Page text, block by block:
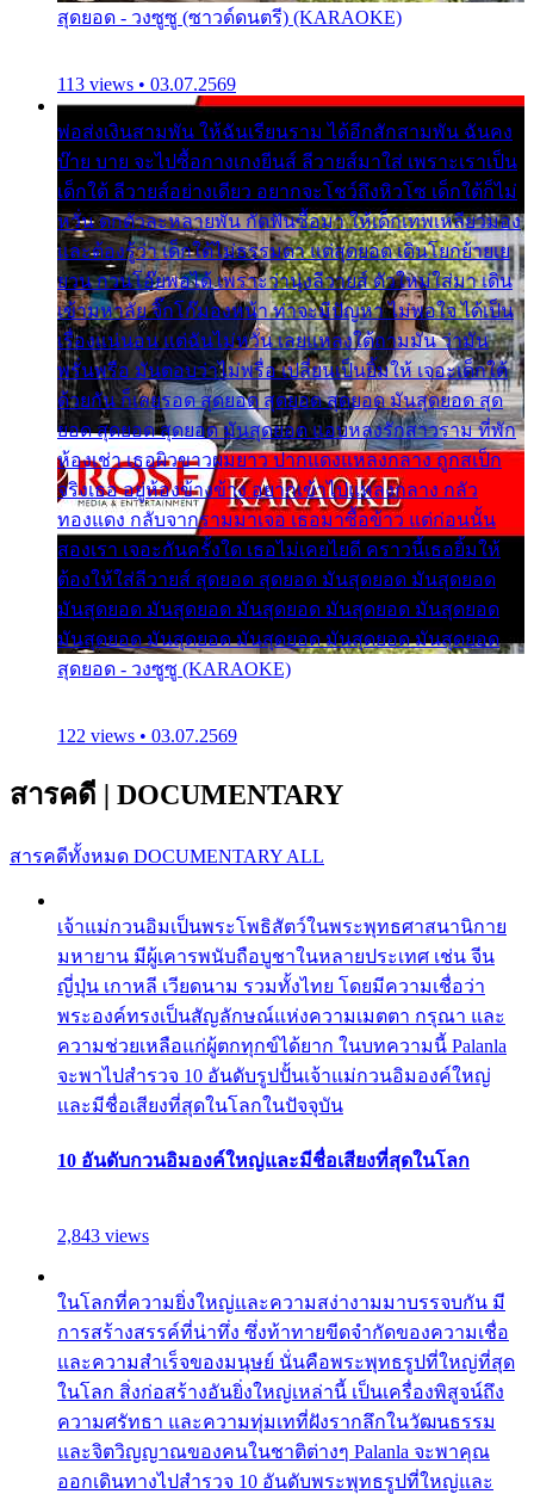
สุดยอด - วงซูซู (ซาวด์ดนตรี) (KARAOKE)
113 views • 03.07.2569
พ่อส่งเงินสามพัน ให้ฉันเรียนราม ได้อีกสักสามพัน ฉันคง
บ๊าย บาย จะไปซื้อกางเกงยีนส์ ลีวายส์มาใส่ เพราะเราเป็น
เด็กใต้ ลีวายส์อย่างเดียว อยากจะโชว์ถึงหิวโซ เด็กใต้ก็ไม่
หวั่น ตกตัวละหลายพัน กัดฟันซื้อมา ให้เด็กเทพเหลียวมอง
และต้องรู้ว่า เด็กใต้ไม่ธรรมดา แต่สุดยอด เดินโยกย้ายเย
ยวน กวนโอ๊ยพอได้ เพราะว่านุ่งลีวายส์ ตัวใหม่ใส่มา เดิน
เข้ามหาลัย จิ๊กโก๊มองหน้า ท่าจะมีปัญหา ไม่พอใจ ได้เป็น
เรื่องแน่นอน แต่ฉันไม่หวั่น เลยแหลงใต้ถามมัน ว่ามัน
พรั่นพรือ มันตอบว่าไม่พรื่อ เปลี่ยนเป็นยิ้มให้ เจอะเด็กใต้
ด้วยกัน ก็เลยรอด สุดยอด สุดยอด สุดยอด มันสุดยอด สุด
ยอด สุดยอด สุดยอด มันสุดยอด แอบหลงรักสาวราม ที่พัก
ห้องเช่า เธอผิวขาวผมยาว ปากแดงแหลงกลาง ถูกสเป็ก
จริงเธอ อยู่ห้องข้างข้าง อยากเข้าไปแหลงกลาง กลัว
ทองแดง กลับจากรามมาเจอ เธอมาซื้อข้าว แต่ก่อนนั้น
สองเรา เจอะกันครั้งใด เธอไม่เคยไยดี คราวนี้เธอยิ้มให้
ต้องให้ใส่ลีวายส์ สุดยอด สุดยอด มันสุดยอด มันสุดยอด
มันสุดยอด มันสุดยอด มันสุดยอด มันสุดยอด มันสุดยอด
มันสุดยอด มันสุดยอด มันสุดยอด มันสุดยอด มันสุดยอด
สุดยอด - วงซูซู (KARAOKE)
122 views • 03.07.2569
สารคดี | DOCUMENTARY
สารคดีทั้งหมด DOCUMENTARY ALL
เจ้าแม่กวนอิมเป็นพระโพธิสัตว์ในพระพุทธศาสนานิกาย
มหายาน มีผู้เคารพนับถือบูชาในหลายประเทศ เช่น จีน
ญี่ปุ่น เกาหลี เวียดนาม รวมทั้งไทย โดยมีความเชื่อว่า
พระองค์ทรงเป็นสัญลักษณ์แห่งความเมตตา กรุณา และ
ความช่วยเหลือแก่ผู้ตกทุกข์ได้ยาก ในบทความนี้ Palanla
จะพาไปสำรวจ 10 อันดับรูปปั้นเจ้าแม่กวนอิมองค์ใหญ่
และมีชื่อเสียงที่สุดในโลกในปัจจุบัน
10 อันดับกวนอิมองค์ใหญ่และมีชื่อเสียงที่สุดในโลก
2,843 views
ในโลกที่ความยิ่งใหญ่และความสง่างามมาบรรจบกัน มี
การสร้างสรรค์ที่น่าทึ่ง ซึ่งท้าทายขีดจำกัดของความเชื่อ
และความสำเร็จของมนุษย์ นั่นคือพระพุทธรูปที่ใหญ่ที่สุด
ในโลก สิ่งก่อสร้างอันยิ่งใหญ่เหล่านี้ เป็นเครื่องพิสูจน์ถึง
ความศรัทธา และความทุ่มเทที่ฝังรากลึกในวัฒนธรรม
และจิตวิญญาณของคนในชาติต่างๆ Palanla จะพาคุณ
ออกเดินทางไปสำรวจ 10 อันดับพระพุทธรูปที่ใหญ่และ